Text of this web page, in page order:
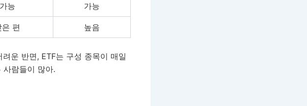
가능 가능
은 편 높음
운 반면, ETF는 구성 종목이 매일
사람들이 많아.